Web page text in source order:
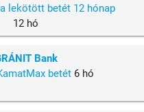
lekötött betét 12 hónap
12 hó
Bank
betét 6 hó